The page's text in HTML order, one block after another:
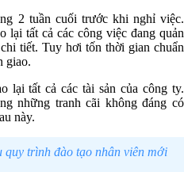
2 tuần cuối trước khi nghỉ việc.
lại tất cả các công việc đang quản
tiết. Tuy hơi tốn thời gian chuẩn
giao.
lại tất cả các tài sản của công ty.
những tranh cãi không đáng có
này.
quy trình đào tạo nhân viên mới